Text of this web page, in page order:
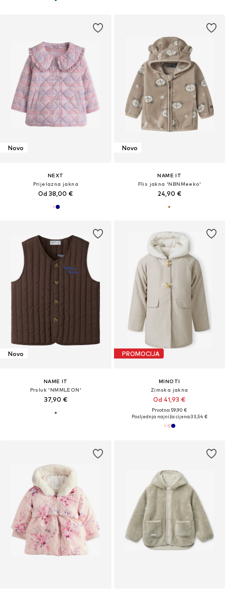
Novo
NEXT
Prijelazna jakna
Od 38,00 €
Novo
NAME IT
Flis jakna 'NBNMeeko'
24,90 €
Novo
NAME IT
Prsluk 'NMMLEON'
37,90 €
PROMOCIJA
MINOTI
Zimska jakna
Od 41,93 €
Prvotno: 59,90 €
Posljednja najniža cijena:33,54 €